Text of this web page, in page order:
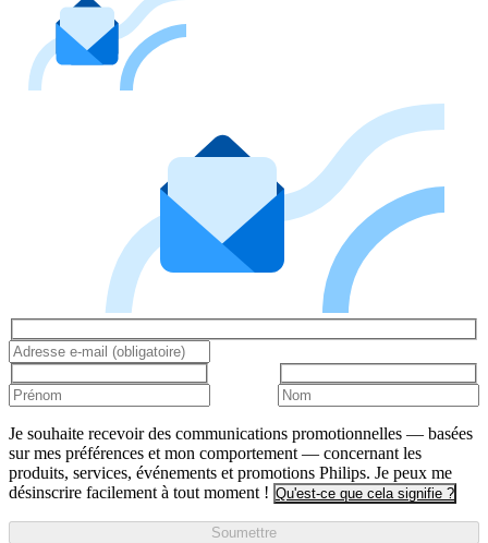
Je souhaite recevoir des communications promotionnelles — basées
sur mes préférences et mon comportement — concernant les
produits, services, événements et promotions Philips. Je peux me
désinscrire facilement à tout moment ! Qu'est-ce que cela signifie ?
Soumettre